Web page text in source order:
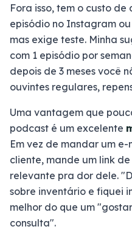
Fora isso, tem o custo
episódio no Instagram
mas exige teste. Minha
com 1 episódio por
depois de 3 meses você
ouvintes regulares,
Uma vantagem que
podcast é um excelente
Em vez de mandar um
cliente, mande um link
relevante pra dor dele.
sobre inventário e fiquei
melhor do que um
consulta".